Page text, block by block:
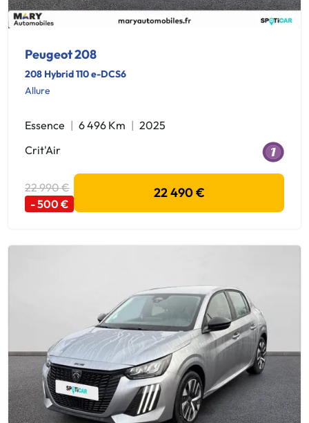
Peugeot 208
208 Hybrid 110 e-DCS6
Allure
Essence 6 496 Km
2025
Crit'Air
22 990 €
- 500 €
22 490 €